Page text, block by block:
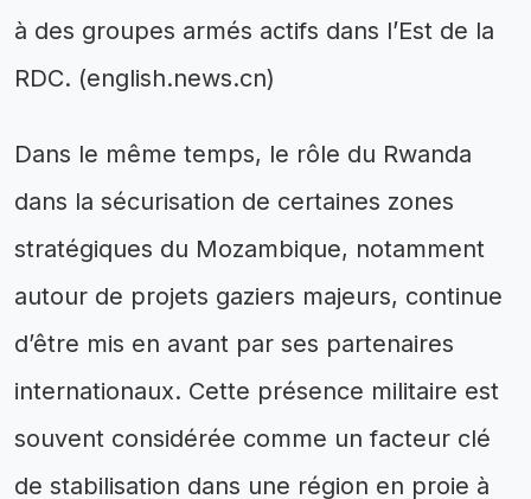
à des groupes armés actifs dans l’Est de la
RDC. (english.news.cn)
Dans le même temps, le rôle du Rwanda
dans la sécurisation de certaines zones
stratégiques du Mozambique, notamment
autour de projets gaziers majeurs, continue
d’être mis en avant par ses partenaires
internationaux. Cette présence militaire est
souvent considérée comme un facteur clé
de stabilisation dans une région en proie à